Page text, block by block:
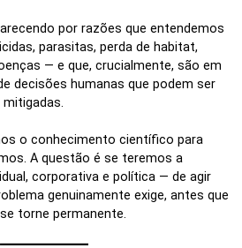
por razões que entendemos
parasitas, perda de habitat,
— e que, crucialmente, são em
decisões humanas que podem ser
o conhecimento científico para
A questão é se teremos a
corporativa e política — de agir
genuinamente exige, antes que
torne permanente.